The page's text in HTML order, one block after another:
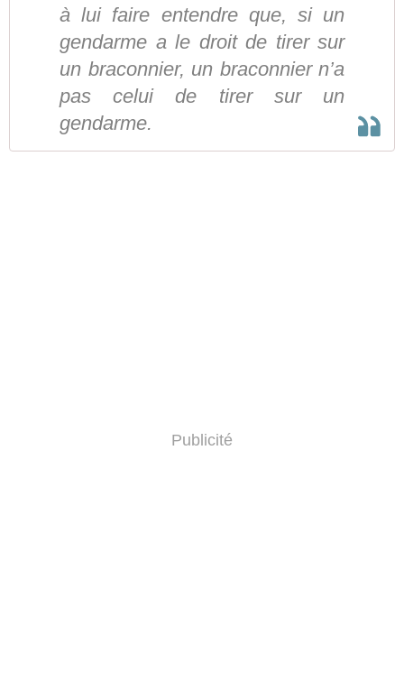
à lui faire entendre que, si un
gendarme a le droit de tirer sur
un braconnier, un braconnier n’a
pas celui de tirer sur un
gendarme.
Publicité